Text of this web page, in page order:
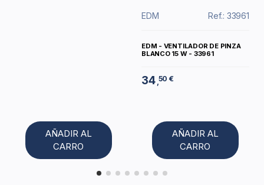
AÑADIR AL
CARRO
EDM Ref.: 33961
EDM - VENTILADOR DE PINZA
BLANCO 15 W - 33961
34 ,50 €
AÑADIR AL
CARRO